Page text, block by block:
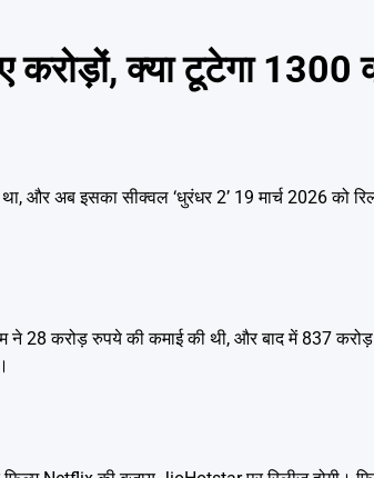
क्या टूटेगा 1300
और अब इसका सीक्वल ‘धुरंधर 2’ 19 मार्च 2026 को
ने 28 करोड़ रुपये की कमाई की थी, और बाद में 837